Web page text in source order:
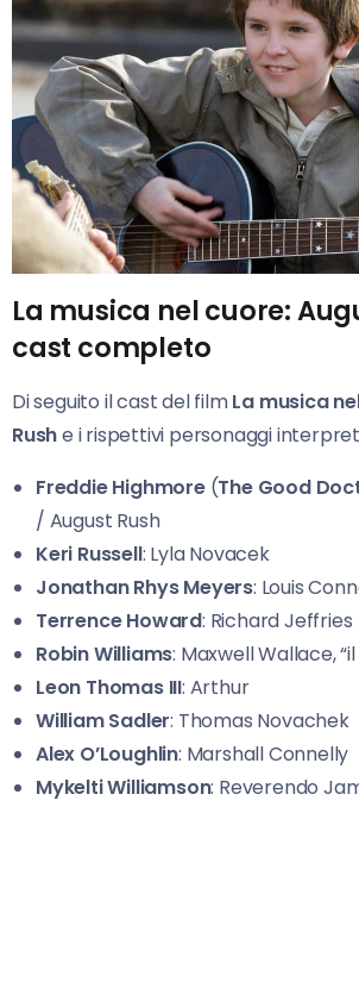
La musica nel cuore:
cast completo
Di seguito il cast del filmLa musica
Rushe i rispettivi personaggi
Freddie Highmore (The Good
/ August Rush
Keri Russell: Lyla Novacek
Jonathan Rhys Meyers: Louis
Terrence Howard: Richard Jeffries
Robin Williams: Maxwell Wallace,
Leon Thomas III: Arthur
William Sadler: Thomas Novachek
Alex O’Loughlin: Marshall Connelly
Mykelti Williamson: Reverendo